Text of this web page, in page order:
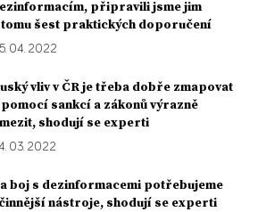
připravili jsme jim
šest praktických doporučení
04. 2022
vliv v ČR je třeba dobře zmapovat
pomocí sankcí a zákonů výrazně
shodují se experti
03. 2022
boj s dezinformacemi potřebujeme
nástroje, shodují se experti